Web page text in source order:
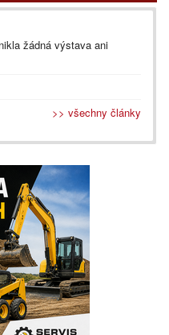
žádná výstava ani
>> všechny články